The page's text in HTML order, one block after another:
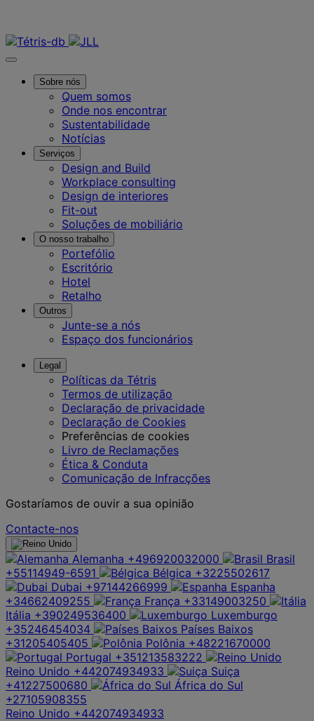
Sobre nós
Quem somos
Onde nos encontrar
Sustentabilidade
Notícias
Serviços
Design and Build
Workplace consulting
Design de interiores
Fit-out
Soluções de mobiliário
O nosso trabalho
Portefólio
Escritório
Hotel
Retalho
Outros
Junte-se a nós
Espaço dos funcionários
Legal
Políticas da Tétris
Termos de utilização
Declaração de privacidade
Declaração de Cookies
Preferências de cookies
Livro de Reclamações
Ética & Conduta
Comunicação de Infracções
Gostaríamos de ouvir a sua opinião
Contacte-nos
Alemanha +496920032000
Brasil
+55114949-6591
Bélgica +3225502617
Dubai +97144266999
Espanha
+34662409255
França +33149003250
Itália +390249536400
Luxemburgo
+35246454034
Países Baixos
+31205405405
Polônia +48221670000
Portugal +351213583222
Reino Unido +442074934933
Suiça
+41227500680
África do Sul
+27105908355
Reino Unido +442074934933